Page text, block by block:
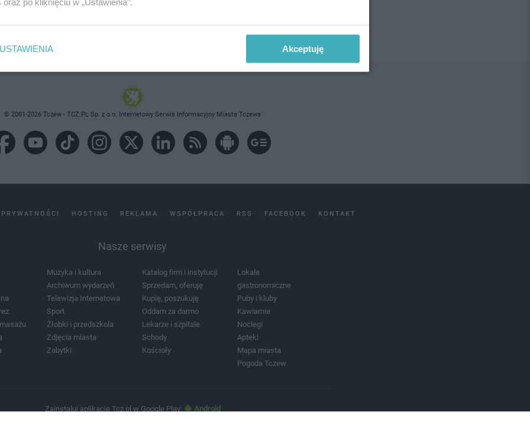
© 2001-2026 Tczew - TCZ.PL Sp. z o.o. Internetowy Serwis Informacyjny Miasta Tczewa
HOSTING REKLAMA WSPÓŁPRACA RSS FACEBOOK KONTAKT
Nasze serwisy
Muzyka i kultura
Archiwum wydarzeń
Telewizja Internetowa
Sport
Żłobki i przedszkola
Zdjęcia miasta
Zabytki
Katalog firm i instytucji
Sprzedam, oferuję
Kupię, poszukuję
Oddam za darmo
Lekarze i szpitale
Schody
Kościoły
Lokale
gastronomiczne
Puby i kluby
Kawiarnie
Noclegi
Apteki
Mapa miasta
Pogoda Tczew
Zainstaluj aplikację Tcz.pl w Google Play: Android
USTAWIENIA Akceptuję